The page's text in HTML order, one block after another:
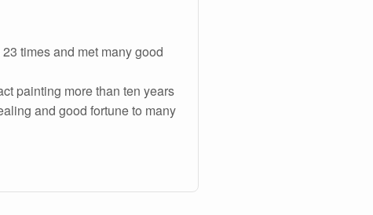
times and met many good
painting more than ten years
and good fortune to many